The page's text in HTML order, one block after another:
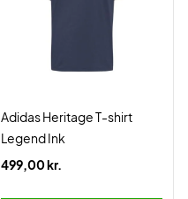
Adidas Heritage T-shirt
Legend Ink
499,00 kr.